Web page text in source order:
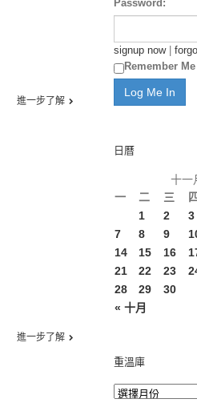
進一步了解
進一步了解
Password:
signup now|
Remember Me
日曆
十一
一
二 三 四
« 十月
1 2 3
7
8 9
14
15 16
21
22 23
28
29 30
重溫庫